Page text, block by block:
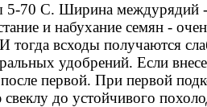
5-70 С. Ширина междурядий
и набухание семян -
тогда всходы получаются
удобрений. Если
первой. При первой
до устойчивого